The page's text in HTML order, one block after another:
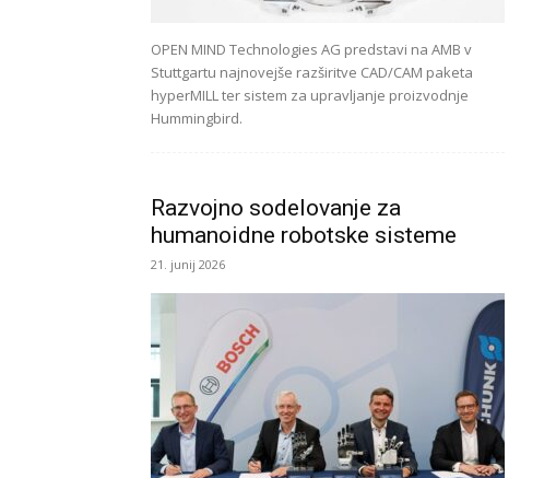
OPEN MIND Technologies AG predstavi na AMB v
Stuttgartu najnovejše razširitve CAD/CAM paketa
hyperMILL ter sistem za upravljanje proizvodnje
Hummingbird.
Razvojno sodelovanje za
humanoidne robotske sisteme
21. junij 2026